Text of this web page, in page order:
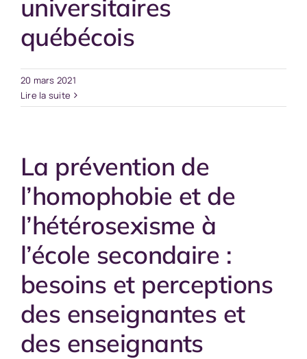
universitaires
québécois
20 mars 2021
Lire la suite
La prévention de
l’homophobie et de
l’hétérosexisme à
l’école secondaire :
besoins et perceptions
des enseignantes et
des enseignants